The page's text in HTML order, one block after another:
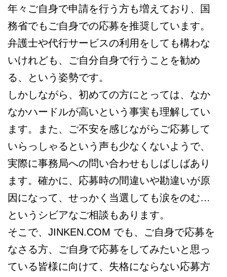
年々ご自身で申請を行う方も増えており、国
務省でもご自身での応募を推奨しています。
弁護士や代行サービスの利用をしても構わな
いけれども、ご自分自身で行うことを勧め
る、という姿勢です。
しかしながら、初めての方にとっては、なか
なかハードルが高いという事実も理解してい
ます。また、ご不安を感じながらご応募して
いらっしゃるという声も少なくないようで、
実際に事務局への問い合わせもしばしばあり
ます。確かに、応募時の間違いや勘違いが原
因になって、せっかく当選しても涙をのむ…
というシビアなご相談もあります。
そこで、JINKEN.COM でも、ご自身で応募を
なさる方、ご自身で応募をしてみたいと思っ
ている皆様に向けて、失格にならない応募方